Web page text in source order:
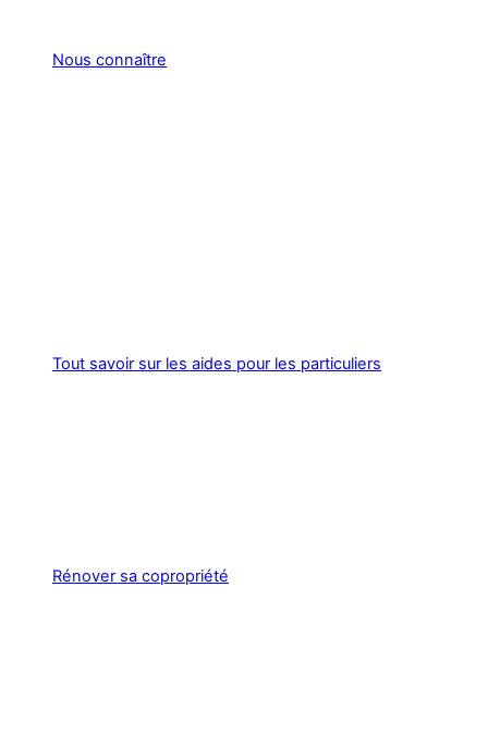
Nous connaître
Tout savoir sur les aides pour les particuliers
Rénover sa copropriété